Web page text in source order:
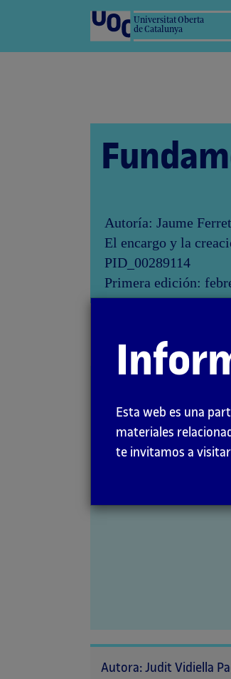
Universitat Oberta
de Catalunya
Autoría: Jaume
El encargo y la
PID_00289114
Primera edición:
la
página
Autora: Judit Vidiella
Esta web es una
materiales
te invitamos a visitar